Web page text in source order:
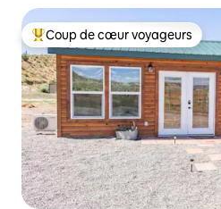
Coup de cœur voyageurs parmi
Coup de cœur voyageurs